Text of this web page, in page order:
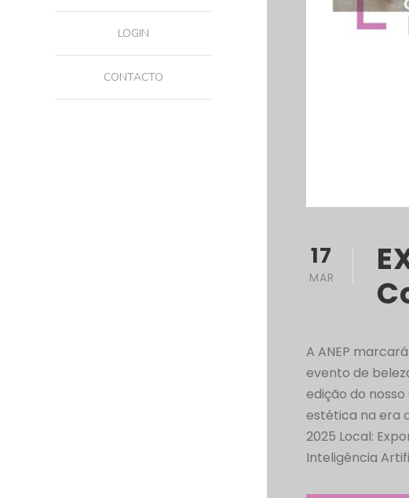
LOGIN
CONTACTO
17
MAR
A ANEP
evento de
edição do
estética na era
2025 Local:
Inteligência